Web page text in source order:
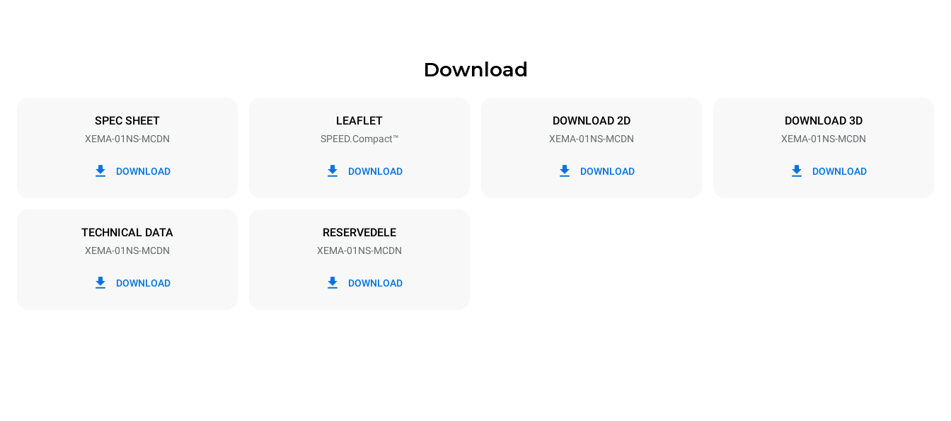
Tray size
Download
SPEC SHEET
XEMA-01NS-MCDN
DOWNLOAD
LEAFLET
SPEED.Compact™
DOWNLOAD
DOWNLOAD 2D
XEMA-01NS-MCDN
DOWNLOAD
DOWNLOAD 3D
XEMA-01NS-MCDN
DOWNLOAD
TECHNICAL DATA
XEMA-01NS-MCDN
DOWNLOAD
RESERVEDELE
XEMA-01NS-MCDN
DOWNLOAD